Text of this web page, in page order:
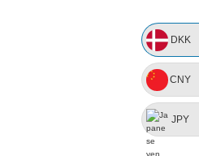
DKK
CNY
JPY